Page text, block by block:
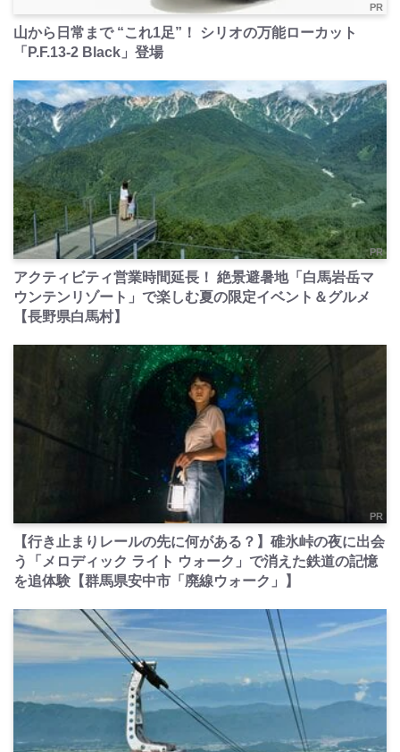
PR
山から日常まで “これ1足”！ シリオの万能ローカット
「P.F.13-2 Black」登場
PR
アクティビティ営業時間延長！ 絶景避暑地「白馬岩岳マ
ウンテンリゾート」で楽しむ夏の限定イベント＆グルメ
【長野県白馬村】
PR
【行き止まりレールの先に何がある？】碓氷峠の夜に出会
う「メロディック ライト ウォーク」で消えた鉄道の記憶
を追体験【群馬県安中市「廃線ウォーク」】